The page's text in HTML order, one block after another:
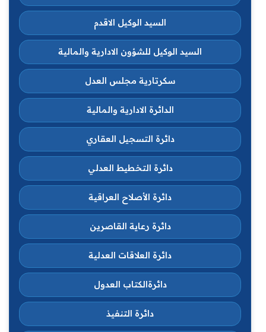
السيد الوكيل الاقدم
السيد الوكيل للشؤون الادارية والمالية
سكرتارية مجلس العدل
الدائرة الادارية والمالية
دائرة التسجيل العقاري
دائرة التخطيط العدلي
دائرة الأصلاح العراقية
دائرة رعاية القاصرين
دائرة العلاقات العدلية
دائرةالكتاب العدول
دائرة التنفيذ